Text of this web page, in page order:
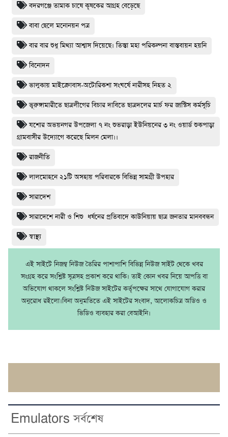
বদরগঞ্জে তামাক চাষে কৃষকের আগ্রহ বেড়েছে
বাবা ছেলে মনোনয়ন পত্র
বার বার শুধু মিথ্যা আশ্বাস দিয়েছে। তিস্তা মহা পরিকল্পনা বাস্তবায়ন হয়নি
বিনোদন
ভালুকায় মাইক্রোবাস-অটোরিকশা সংঘর্ষে নারীসহ নিহত ২
ভূরুঙ্গামারীতে ছাত্রলীগের বিচার দাবিতে ছাত্রদলের মার্চ ফর জাস্টিস কর্মসূচি
যশোর অভয়নগর উপজেলা ৭ নং শুভরাড়া ইউনিয়নের ৩ নং ওয়ার্ড শুকপাড়া
গ্রামবাসীর উদ্যোগে করেছে মিলন মেলা।।
রাজনীতি
লালমোহনে ২১টি অসহায় পরিবারকে বিভিন্ন সামগ্রী উপহার
সারাদেশ
সারাদেশে নারী ও শিশু ধর্ষনের প্রতিবাদে কাউনিয়ায় ছাত্র জনতার মানববন্ধন
স্বাস্থ্য
এই সাইটে নিজম্ব নিউজ তৈরির পাশাপাশি বিভিন্ন নিউজ সাইট থেকে খবর
সংগ্রহ করে সংশ্লিষ্ট সূত্রসহ প্রকাশ করে থাকি। তাই কোন খবর নিয়ে আপত্তি বা
অভিযোগ থাকলে সংশ্লিষ্ট নিউজ সাইটের কর্তৃপক্ষের সাথে যোগাযোগ করার
অনুরোধ রইলো।বিনা অনুমতিতে এই সাইটের সংবাদ, আলোকচিত্র অডিও ও
ভিডিও ব্যবহার করা বেআইনি।
Emulators সর্বশেষ